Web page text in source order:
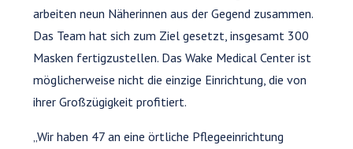
arbeiten neun Näherinnen aus der Gegend zusammen.
Das Team hat sich zum Ziel gesetzt, insgesamt 300
Masken fertigzustellen. Das Wake Medical Center ist
möglicherweise nicht die einzige Einrichtung, die von
ihrer Großzügigkeit profitiert.
„Wir haben 47 an eine örtliche Pflegeeinrichtung